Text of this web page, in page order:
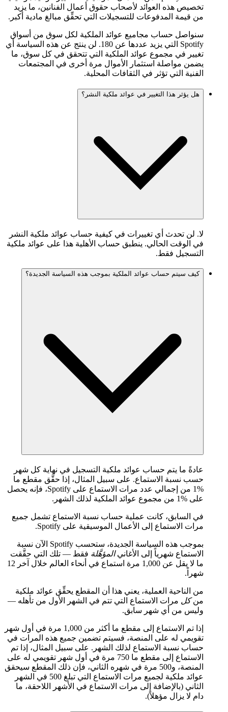
تخصيص هذه العوائد لأصحاب حقوق أعمال الفنانين، ما يزيد
من قيمة المدفوعات للتسجيلات التي تحقِّق مبالغ مادية أكبر.
سنواصل حساب مجاميع عوائد الملكية لكل سوق من أسواق
Spotify التي يزيد عددها عن 180. لن ينتج عن هذه السياسة أي
تغيير في مجموع عوائد الملكية التي تتحقق في كل سوق، ما
يضمن مواصلة استثمار الأموال مرة أخرى في المجتمعات
الفنية التي تؤثر في الثقافات المحلية.
هل يؤثر هذا التغيير في عوائد ملكية النشر؟
لا. لن تحدث أي تغييرات في كيفية حساب عوائد ملكية النشر
في الوقت الحالي. ينطبق حساب الأهلية هذا على عوائد ملكية
التسجيل فقط.
كيف سيتم حساب عوائد الملكية بموجب هذه السياسة الجديدة؟
عادةً ما يتم حساب عوائد ملكية التسجيل في نهاية كل شهر
حسب نسبة الاستماع. على سبيل المثال، إذا حقَّق مقطع ما
%1 من إجمالي عدد مرات الاستماع على Spotify، فإنه يحصل
على %1 من مجموع عوائد الملكية لذلك الشهر.
في السابق، كانت عملية حساب نسبة الاستماع تشمل جميع
مرات الاستماع إلى الأعمال الموسيقية على Spotify.
بموجب هذه السياسة الجديدة، ستحسب Spotify الآن نسبة
الاستماع شهرياً إلى الأغانيالمؤهَّلة فقط — تلك التي حقَّقت
ما لا يقل عن 1,000 مرة استماع في أنحاء العالم خلال آخر 12
شهراً.
من الناحية العملية، يعني هذا أن المقطع يحقِّق عوائد ملكية
منكل مرات الاستماع التي تتم في الشهر الأول من تأهله —
وليس من أي شهر سابق.
إذا تم الاستماع إلى مقطع ما أكثر من 1,000 مرة في أول شهر
تقويمي له على المنصة، فسيتم تضمين جميع هذه المرات في
حساب نسبة الاستماع لذلك الشهر. على سبيل المثال، إذا تم
الاستماع إلى مقطع ما 750 مرة في أول شهر تقويمي له على
المنصة، و500 مرة في شهره الثاني، فإن ذلك المقطع سيحقق
عوائد ملكية لجميع مرات الاستماع التي تبلغ 500 في الشهر
الثاني (بالإضافة إلى مرات الاستماع في الأشهر اللاحقة، ما
دام لا يزال مؤهلاً).